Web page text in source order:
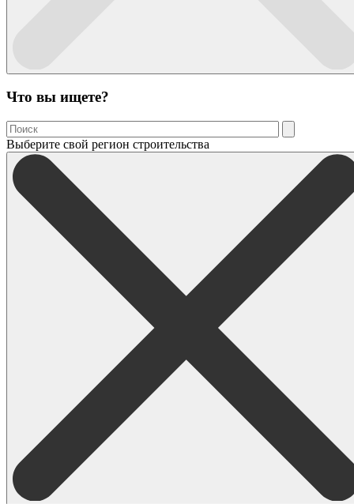
Что вы ищете?
Выберите свой регион строительства